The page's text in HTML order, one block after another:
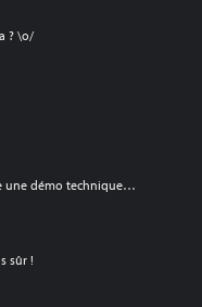
? \o/
une démo technique…
sûr !